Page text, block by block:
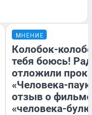
МНЕНИЕ
Колобок-
тебя боюсь!
отложили
«Человека-
отзыв о
«человека-